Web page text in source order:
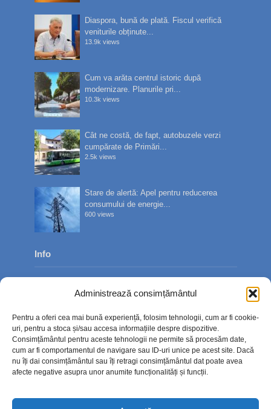
Administrează consimțământul
Pentru a oferi cea mai bună experiență, folosim tehnologii, cum ar fi cookie-
uri, pentru a stoca și/sau accesa informațiile despre dispozitive.
Consimțământul pentru aceste tehnologii ne permite să procesăm date,
cum ar fi comportamentul de navigare sau ID-uri unice pe acest site. Dacă
nu îți dai consimțământul sau îți retragi consimțământul dat poate avea
afecte negative asupra unor anumite funcționalități și funcții.
Diaspora, bună de plată. Fiscul verifică
veniturile obținute...
13.9k views
Cum va arăta centrul istoric după
modernizare. Planurile pri...
10.3k views
Cât ne costă, de fapt, autobuzele verzi
cumpărate de Primări...
2.5k views
Stare de alertă: Apel pentru reducerea
consumului de energie...
600 views
Info
Contact
Politica de confidențialitate
Politică cookie-uri (UE)